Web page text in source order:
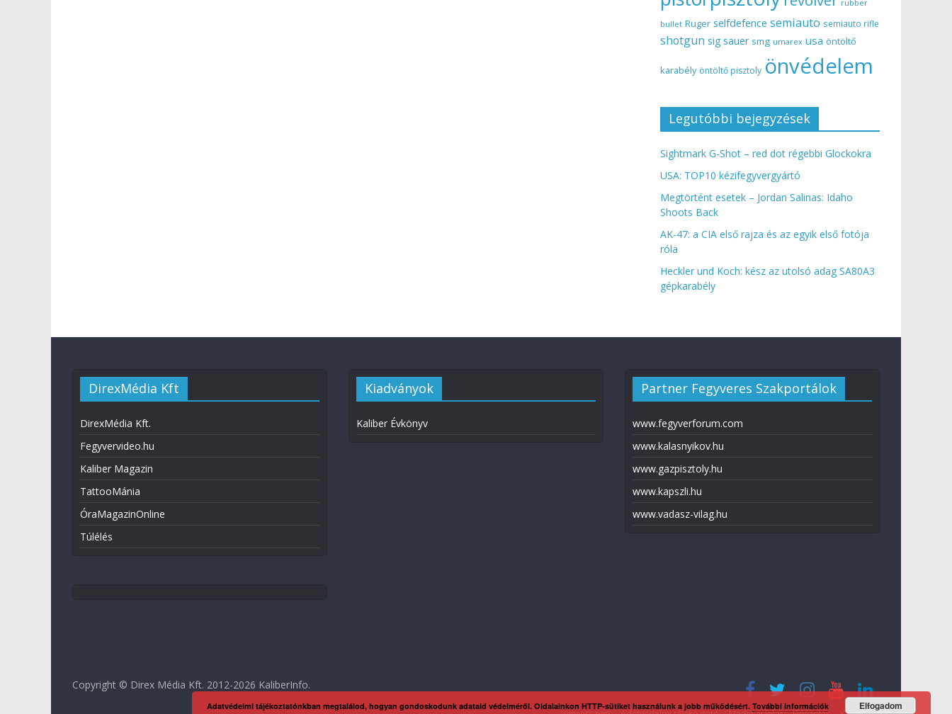
rubber
bullet Ruger selfdefence semiauto semiauto rifle
shotgun sig sauer smg umarex usa öntöltő
karabély öntöltő pisztoly önvédelem
Legutóbbi bejegyzések
Sightmark G-Shot – red dot régebbi Glockokra
USA: TOP10 kézifegyvergyártó
Megtörtént esetek – Jordan Salinas: Idaho
Shoots Back
AK-47: a CIA első rajza és az egyik első fotója
róla
Heckler und Koch: kész az utolsó adag SA80A3
gépkarabély
DirexMédia Kft
DirexMédia Kft.
Fegyvervideo.hu
Kaliber Magazin
TattooMánia
ÓraMagazinOnline
Túlélés
Kiadványok
Kaliber Évkönyv
Partner Fegyveres Szakportálok
www.fegyverforum.com
www.kalasnyikov.hu
www.gazpisztoly.hu
www.kapszli.hu
www.vadasz-vilag.hu
Copyright © Direx Média Kft. 2012-2026 KaliberInfo.
Adatvédelmi tájékoztatónkban megtalálod, hogyan gondoskodunk adataid védelméről. Oldalainkon HTTP-sütiket használunk a jobb működésért. További információk Elfogadom